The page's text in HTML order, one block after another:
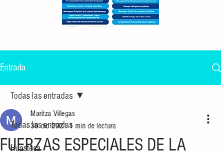
Entrada
Todas las entradas
Huasteca
Todas las entradas
FUERZAS ESPECIALES DE LA
Maritza Villegas
30 dic 20211 min de lectura